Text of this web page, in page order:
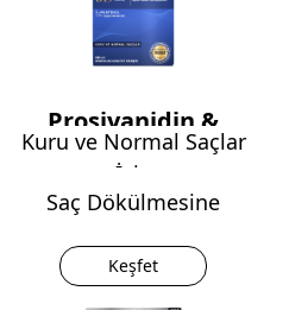
Prosiyanidin &
Biotin
Kuru ve Normal Saçlar
İçin
Saç Dökülmesine
Keşfet